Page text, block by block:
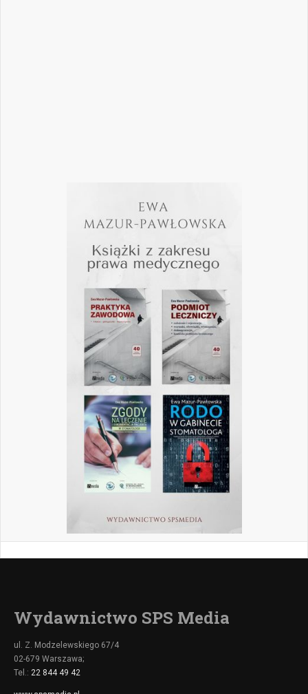
Wydawnictwo SPS Media
ul. Z. Modzelewskiego 67/4
02-679 Warszawa;
Tel.: 22 844 49 42